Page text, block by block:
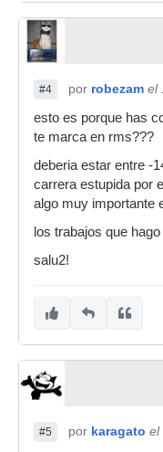
#4 por robezam el
esto es porque has
te marca en rms???
deberia estar entre -
carrera estupida por
algo muy importante
los trabajos que
salu2!
#5 por karagato el